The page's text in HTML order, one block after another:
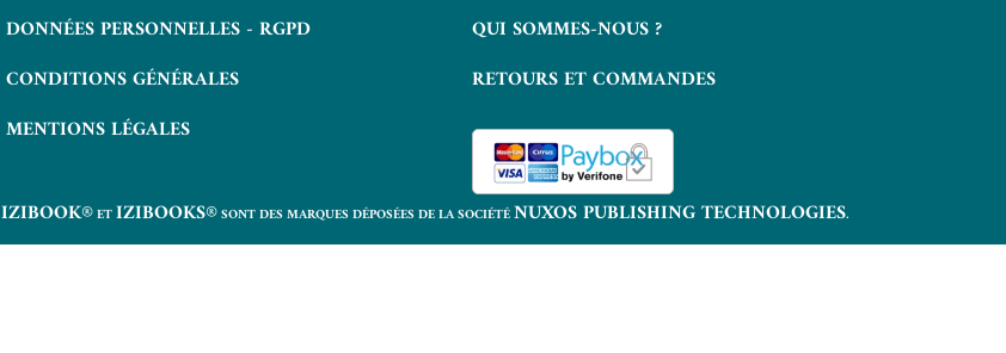
DONNÉES PERSONNELLES - RGPD
CONDITIONS GÉNÉRALES
MENTIONS LÉGALES
QUI SOMMES-NOUS ?
RETOURS ET COMMANDES
IZIBOOK®ETIZIBOOKS®SONT DES MARQUES DÉPOSÉES DE LA SOCIÉTÉNUXOS PUBLISHING TECHNOLOGIES.